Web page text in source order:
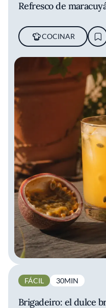
Refresco de
COCINAR
FÁCIL 30MIN
Brigadeiro: el dulce